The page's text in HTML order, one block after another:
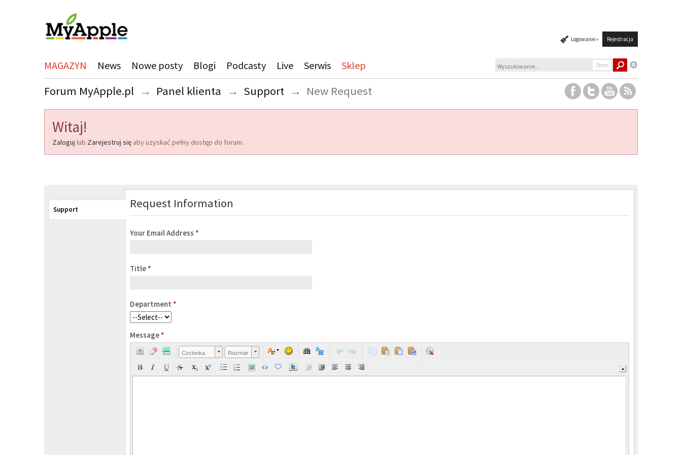
Logowanie » Rejestracja
MAGAZYN News Nowe posty Blogi Podcasty Live Serwis Sklep Store
Forum MyApple.pl → Panel klienta → Support → New Request
Witaj!
Zaloguj lub Zarejestruj się aby uzyskać pełny dostęp do forum.
Support Request Information
Your Email Address *
Title *
Department *
Message *
Czcionka Rozmiar